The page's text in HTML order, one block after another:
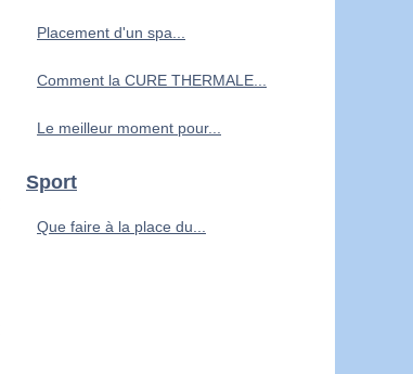
Placement d'un spa...
Comment la ‎CURE THERMALE...
Le meilleur moment pour...
Sport
Que faire à la place du...